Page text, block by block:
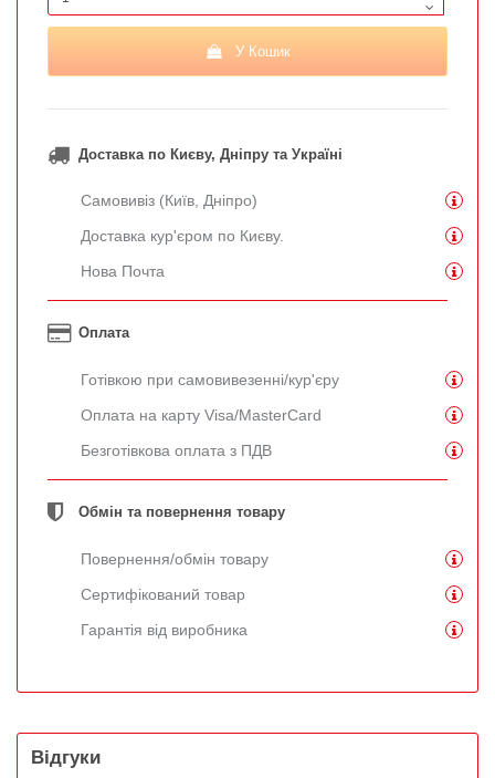
У Кошик
Доставка по Києву, Дніпру та Україні
Самовивіз (Київ, Дніпро)
Доставка кур'єром по Києву.
Нова Почта
Оплата
Готівкою при самовивезенні/кур'єру
Оплата на карту Visa/MasterCard
Безготівкова оплата з ПДВ
Обмін та повернення товару
Повернення/обмін товару
Сертифікований товар
Гарантія від виробника
Відгуки